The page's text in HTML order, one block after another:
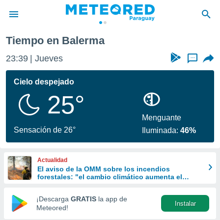
de
ha
calidad.
a este
las
y
forma
digital
basada
Tiempo en Balerma
23:39 Jueves ...
Cielo despejado
25°
Sensación de 26°
Menguante
Iluminada:46%
Actualidad
El aviso de la OMM sobre los incendios
forestales: "el cambio climático aumenta el
¡Descarga GRATIS la app de
Meteored!
Instalar